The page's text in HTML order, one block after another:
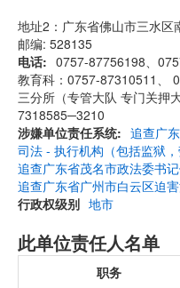
地址2：广东省佛山市三水
邮编: 528135
电话
0757-87756198、
教育科：0757-87310511、
三分所（专管大队 专门关押
7318585─3210
涉嫌单位责任系统
司法 - 执行机构（包括监狱
追查广
追查广东省茂名市政法委书
追查广东省广州市白云区迫
行政权级别 地市
此单位责任人名单
职务